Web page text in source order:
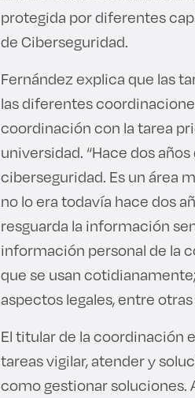
protegida por diferentes
de Ciberseguridad.
Fernández explica que las
las diferentes
coordinación con la tarea
universidad. “Hace dos
ciberseguridad. Es un área
no lo era todavía hace dos
resguarda la información
información personal de la
que se usan
aspectos legales, entre
El titular de la coordinación
tareas vigilar, atender y
como gestionar soluciones.